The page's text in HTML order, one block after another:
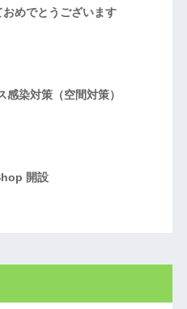
めでとうございます
染対策（空間対策）
開設